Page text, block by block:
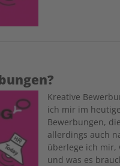
Kreative
ich mir im
Bewerbungen,
allerdings auch
überlege ich mir,
und was es